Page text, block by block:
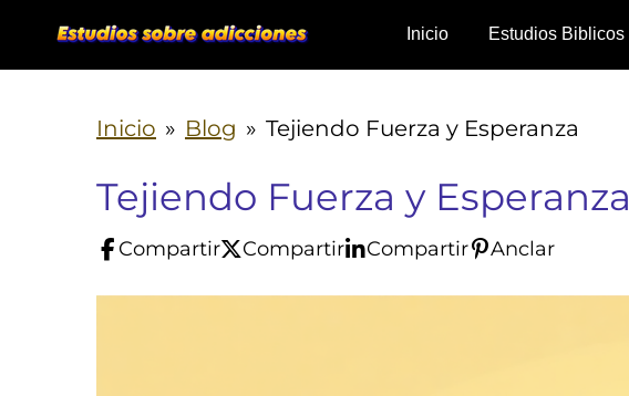
al
Inicio Estudios Biblicos
Inicio » Blog » Tejiendo Fuerza y Esperanza
Tejiendo Fuerza y Esperanza
Compartir Compartir Compartir Anclar